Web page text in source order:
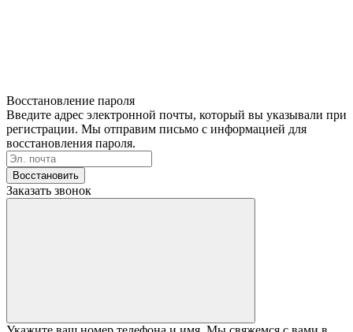
Восстановление пароля
Введите адрес электронной почты, который вы указывали при
регистрации. Мы отправим письмо с информацией для
восстановления пароля.
Восстановить
Заказать звонок